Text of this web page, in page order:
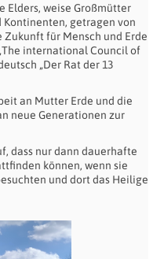
Elders, weise Großmütter
getragen von
für Mensch und Erde
international Council of
„Der Rat der 13
an Mutter Erde und die
neue Generationen zur
dass nur dann dauerhafte
können, wenn sie
und dort das Heilige